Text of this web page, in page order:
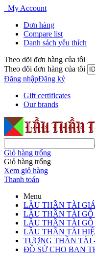
My Account
Đơn hàng
Compare list
Danh sách yêu thích
Theo dõi đơn hàng của tôi
Theo dõi đơn hàng của tôi
Đăng nhậpĐăng ký
Gift certificates
Our brands
Giỏ hàng trống
Giỏ hàng trống
Xem giỏ hàng
Thanh toán
Menu
LẦU THẦN TÀI
LẦU THẦN TÀI
LẦU THẦN TÀI GỖ
LẦU THẦN TÀI
TƯỢNG THẦN TÀI
ĐỒ SỨ CHO BAN